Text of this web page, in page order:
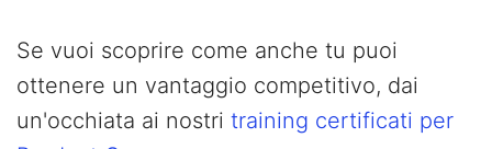
Se vuoi scoprire come anche tu puoi
ottenere un vantaggio competitivo, dai
un'occhiata ai nostri training certificati per